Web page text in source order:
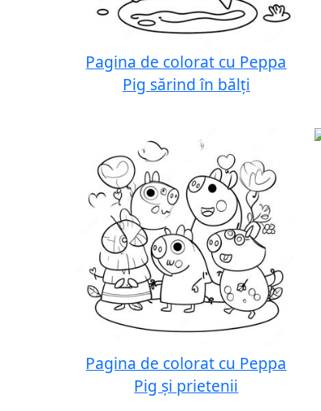
Pagina de colorat cu Peppa
Pig sărind în bălți
Pagina de colorat cu Peppa
Pig și prietenii